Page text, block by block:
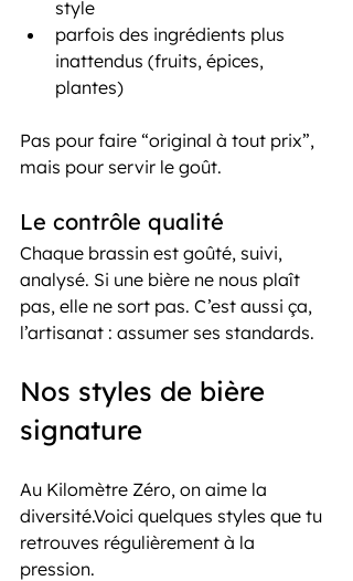
style
parfois des ingrédients plus
inattendus (fruits, épices,
plantes)
Pas pour faire “original à tout prix”,
mais pour servir le goût.
Le contrôle qualité
Chaque brassin est goûté, suivi,
analysé. Si une bière ne nous plaît
pas, elle ne sort pas. C’est aussi ça,
l’artisanat : assumer ses standards.
Nos styles de bière
signature
Au Kilomètre Zéro, on aime la
diversité.Voici quelques styles que tu
retrouves régulièrement à la
pression.